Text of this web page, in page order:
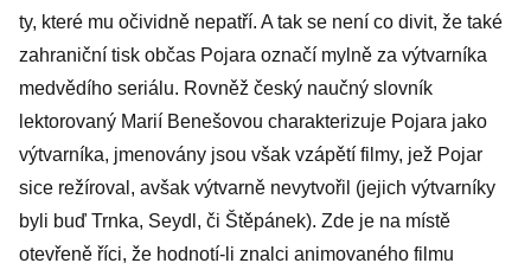
ty, které mu očividně nepatří. A tak se není co divit, že také
zahraniční tisk občas Pojara označí mylně za výtvarníka
medvědího seriálu. Rovněž český naučný slovník
lektorovaný Marií Benešovou charakterizuje Pojara jako
výtvarníka, jmenovány jsou však vzápětí filmy, jež Pojar
sice režíroval, avšak výtvarně nevytvořil (jejich výtvarníky
byli buď Trnka, Seydl, či Štěpánek). Zde je na místě
otevřeně říci, že hodnotí-li znalci animovaného filmu